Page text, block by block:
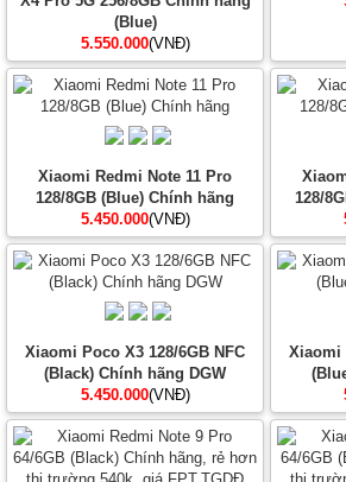
(Blue)
5.550.000(VNĐ)
Xiaomi Redmi Note 11 Pro
128/8GB (Blue) Chính hãng
5.450.000(VNĐ)
128/
Xiaomi Poco X3 128/6GB NFC
(Black) Chính hãng DGW
5.450.000(VNĐ)
Xiaomi